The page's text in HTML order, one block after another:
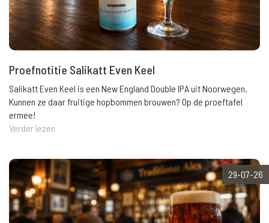
Proefnotitie Salikatt Even Keel
Salikatt Even Keel is een New England Double IPA uit Noorwegen.
Kunnen ze daar fruitige hopbommen brouwen? Op de proeftafel
ermee!
Verder lezen
29-07-26